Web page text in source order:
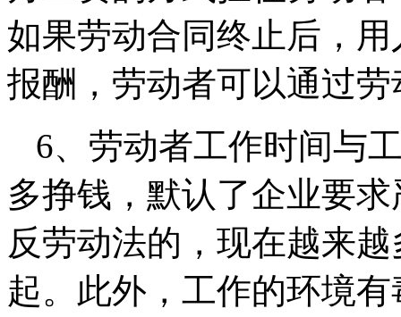
如果劳动合同终止后，
报酬，劳动者可以通过
6、劳动者工作时间与
多挣钱，默认了企业要
反劳动法的，现在越来
起。此外，工作的环境